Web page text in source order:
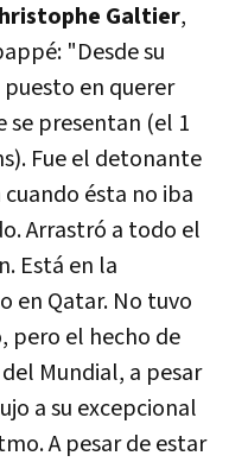
Galtier,
"Desde su
en querer
se presentan (el 1
Fue el detonante
ésta no iba
Arrastró a todo el
Está en la
en Qatar. No tuvo
pero el hecho de
Mundial, a pesar
a su excepcional
A pesar de estar